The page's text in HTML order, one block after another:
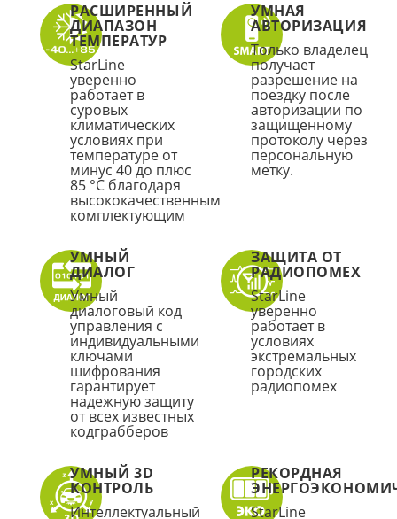
РАСШИРЕННЫЙ
ДИАПАЗОН
ТЕМПЕРАТУР
StarLine
уверенно
работает в
суровых
климатических
условиях при
температуре от
минус 40 до плюс
85 °С благодаря
высококачественным
комплектующим
УМНАЯ
АВТОРИЗАЦИЯ
Только владелец
получает
разрешение на
поездку после
авторизации по
защищенному
протоколу через
персональную
метку.
УМНЫЙ
ДИАЛОГ
Умный
диалоговый код
управления c
индивидуальными
ключами
шифрования
гарантирует
надежную защиту
от всех известных
кодграбберов
ЗАЩИТА ОТ
РАДИОПОМЕХ
StarLine
уверенно
работает в
условиях
экстремальных
городских
радиопомех
УМНЫЙ 3D
КОНТРОЛЬ
Интеллектуальный
РЕКОРДНАЯ
StarLine